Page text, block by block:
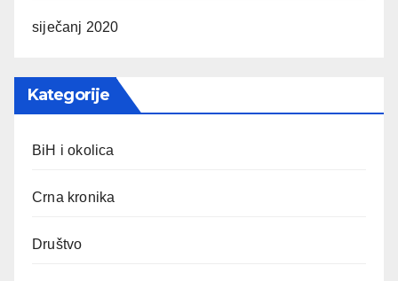
siječanj 2020
Kategorije
BiH i okolica
Crna kronika
Društvo